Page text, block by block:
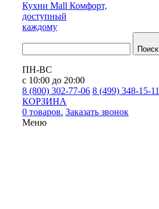
Кухни Mall Комфорт,
доступный
каждому
Поиск
ПН-ВС
с 10:00 до 20:00
8 (800) 302-77-06 8 (499) 348-15-11
КОРЗИНА
0 товаров. Заказать звонок
Меню